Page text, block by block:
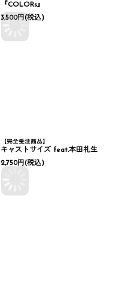
『COLORs』
3,500円(税込)
【完全受注商品】
キャストサイズ feat.本田礼生
2,750円(税込)